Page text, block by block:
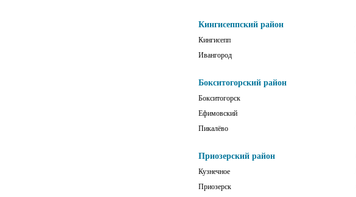
Кингисеппский район
Кингисепп
Ивангород
Бокситогорский район
Бокситогорск
Ефимовский
Пикалёво
Приозерский район
Кузнечное
Приозерск